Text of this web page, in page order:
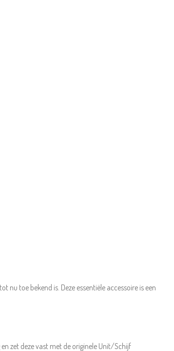
toe bekend is. Deze essentiële accessoire is een
zet deze vast met de originele Unit/Schijf